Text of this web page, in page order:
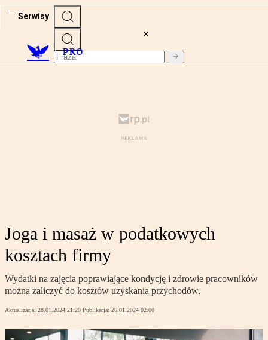
Serwisy
PRO
Joga i masaż w podatkowych
kosztach firmy
Wydatki na zajęcia poprawiające kondycję i zdrowie pracowników
można zaliczyć do kosztów uzyskania przychodów.
Aktualizacja: 28.01.2024 21:20 Publikacja: 26.01.2024 02:00